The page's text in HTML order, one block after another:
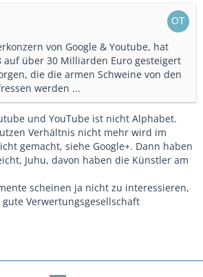
von Google & Youtube, hat
auf über 30 Milliarden Euro gesteigert
die die armen Schweine von den
werden ...
und YouTube ist nicht Alphabet.
Verhältnis nicht mehr wird im
gemacht, siehe Google+. Dann haben
Juhu, davon haben die Künstler am
scheinen ja nicht zu interessieren,
gute Verwertungsgesellschaft